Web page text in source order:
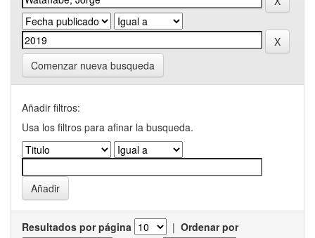
Comenzar nueva busqueda
Añadir filtros:
Usa los filtros para afinar la busqueda.
Resultados por página | Ordenar por